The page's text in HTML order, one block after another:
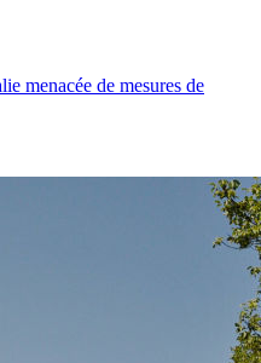
menacée de mesures de